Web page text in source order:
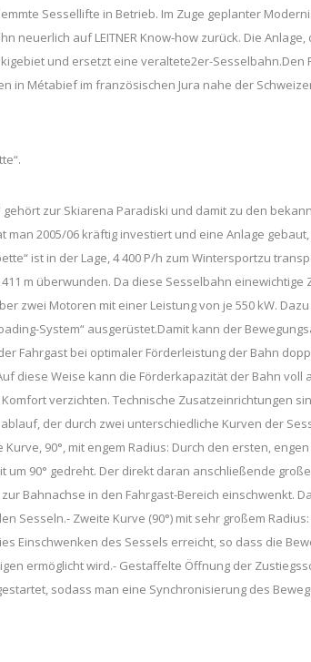
Sessellifte in Betrieb. Im Zuge geplanter
neuerlich auf LEITNER Know-how zurück. Die
und ersetzt eine veraltete2er-Sesselbahn.Den
in Métabief im französischen Jura nahe der
gehört zur Skiarena Paradiski und damit zu den
man 2005/06 kräftig investiert und eine Anlage
ist in der Lage, 4 400 P/h zum Wintersportzu
m überwunden. Da diese Sesselbahn
zwei Motoren mit einer Leistung von je 550 kW.
System“ ausgerüstet.Damit kann der
Fahrgast bei optimaler Förderleistung der Bahn
diese Weise kann die Förderkapazität der Bahn voll
verzichten. Technische Zusatzeinrichtungen
der durch zwei unterschiedliche Kurven der
90°, mit engem Radius: Durch den ersten,
90° gedreht. Der direkt daran anschließende
Bahnachse in den Fahrgast-Bereich einschwenkt.
Sesseln.- Zweite Kurve (90°) mit sehr großem
Einschwenken des Sessels erreicht, so dass die
ermöglicht wird.- Gestaffelte Öffnung der
sodass man eine Synchronisierung des